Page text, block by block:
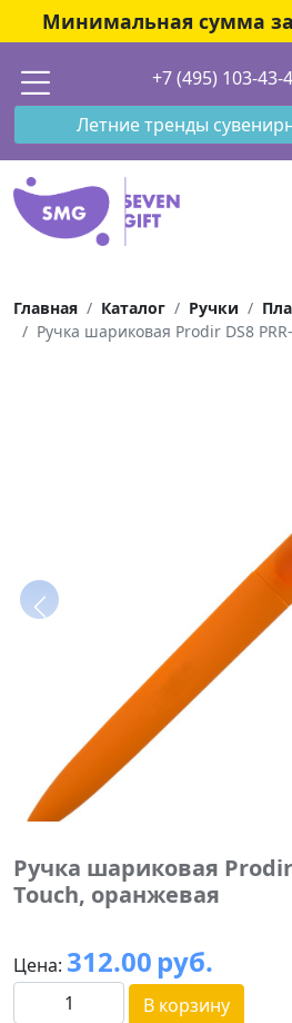
Минимальная сумма
+7 (495) 103-43-
Летние тренды
Главная Каталог Ручки
Ручка шариковая Prodir DS8
Ручка шариковая Prodir
Touch, оранжевая
Цена: 312.00 руб.
В корзину